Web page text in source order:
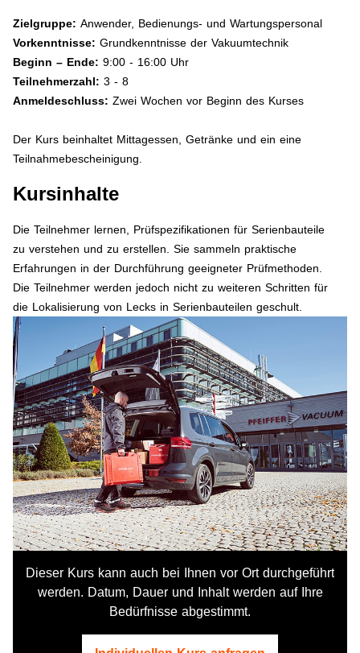
Zielgruppe: Anwender, Bedienungs- und Wartungspersonal
Vorkenntnisse: Grundkenntnisse der Vakuumtechnik
Beginn – Ende: 9:00 - 16:00 Uhr
Teilnehmerzahl: 3 - 8
Anmeldeschluss: Zwei Wochen vor Beginn des Kurses
Der Kurs beinhaltet Mittagessen, Getränke und ein eine
Teilnahmebescheinigung.
Kursinhalte
Die Teilnehmer lernen, Prüfspezifikationen für Serienbauteile
zu verstehen und zu erstellen. Sie sammeln praktische
Erfahrungen in der Durchführung geeigneter Prüfmethoden.
Die Teilnehmer werden jedoch nicht zu weiteren Schritten für
die Lokalisierung von Lecks in Serienbauteilen geschult.
Dieser Kurs kann auch bei Ihnen vor Ort durchgeführt
werden. Datum, Dauer und Inhalt werden auf Ihre
Bedürfnisse abgestimmt.